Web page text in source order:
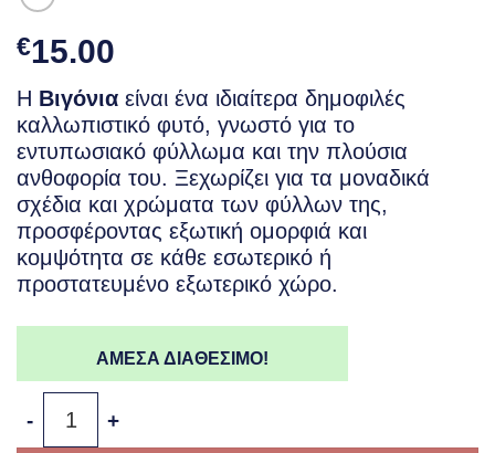
€15.00
Η Βιγόνια είναι ένα ιδιαίτερα δημοφιλές
καλλωπιστικό φυτό, γνωστό για το
εντυπωσιακό φύλλωμα και την πλούσια
ανθοφορία του. Ξεχωρίζει για τα μοναδικά
σχέδια και χρώματα των φύλλων της,
προσφέροντας εξωτική ομορφιά και
κομψότητα σε κάθε εσωτερικό ή
προστατευμένο εξωτερικό χώρο.
ΑΜΕΣΑ ΔΙΑΘΕΣΙΜΟ!